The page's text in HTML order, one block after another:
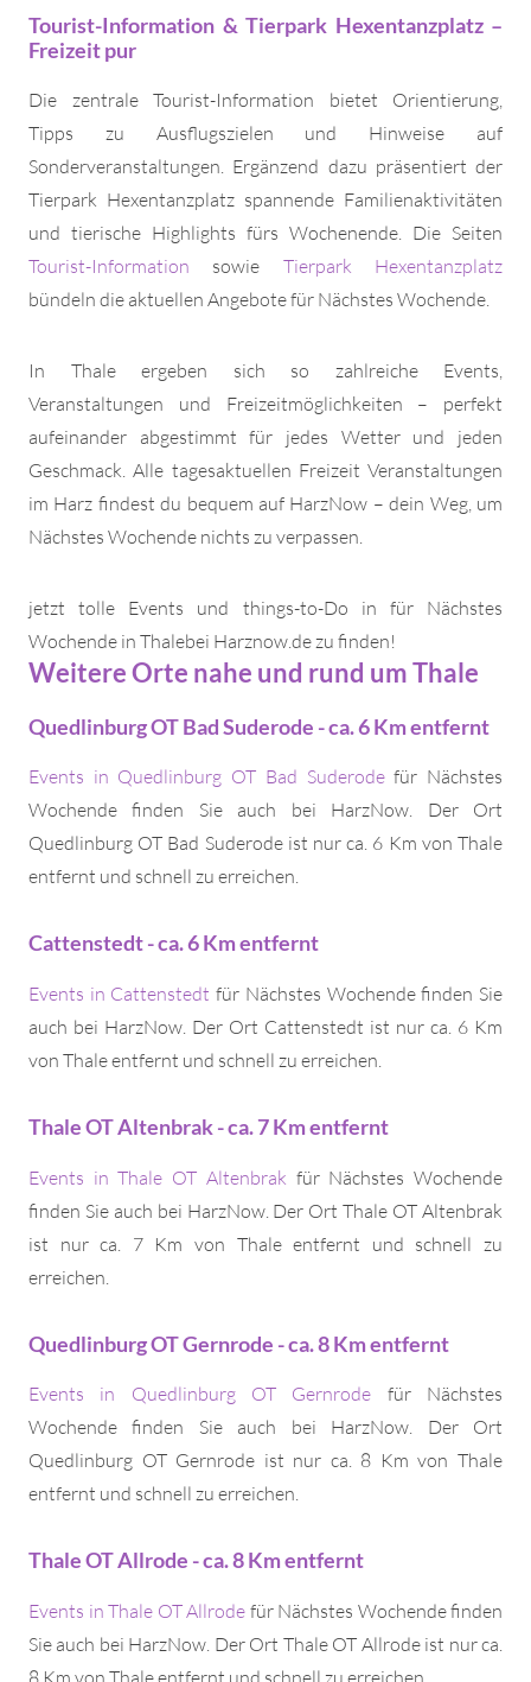
Tourist-Information & Tierpark Hexentanzplatz –
Freizeit pur
Die zentrale Tourist-Information bietet Orientierung,
Tipps zu Ausflugszielen und Hinweise auf
Sonderveranstaltungen. Ergänzend dazu präsentiert der
Tierpark Hexentanzplatz spannende Familienaktivitäten
und tierische Highlights fürs Wochenende. Die Seiten
Tourist-Information sowie Tierpark Hexentanzplatz
bündeln die aktuellen Angebote für Nächstes Wochende.
In Thale ergeben sich so zahlreiche Events,
Veranstaltungen und Freizeitmöglichkeiten – perfekt
aufeinander abgestimmt für jedes Wetter und jeden
Geschmack. Alle tagesaktuellen Freizeit Veranstaltungen
im Harz findest du bequem auf HarzNow – dein Weg, um
Nächstes Wochende nichts zu verpassen.
jetzt tolle Events und things-to-Do in für Nächstes
Wochende in Thalebei Harznow.de zu finden!
Weitere Orte nahe und rund um Thale
Quedlinburg OT Bad Suderode - ca. 6 Km entfernt
Events in Quedlinburg OT Bad Suderodefür Nächstes
Wochende finden Sie auch bei HarzNow. Der Ort
Quedlinburg OT Bad Suderode ist nur ca. 6 Km von Thale
entfernt und schnell zu erreichen.
Cattenstedt - ca. 6 Km entfernt
Events in Cattenstedt für Nächstes Wochende finden Sie
auch bei HarzNow. Der Ort Cattenstedt ist nur ca. 6 Km
von Thale entfernt und schnell zu erreichen.
Thale OT Altenbrak - ca. 7 Km entfernt
Events in Thale OT Altenbrak für Nächstes Wochende
finden Sie auch bei HarzNow. Der Ort Thale OT Altenbrak
ist nur ca. 7 Km von Thale entfernt und schnell zu
erreichen.
Quedlinburg OT Gernrode - ca. 8 Km entfernt
Events in Quedlinburg OT Gernrode für Nächstes
Wochende finden Sie auch bei HarzNow. Der Ort
Quedlinburg OT Gernrode ist nur ca. 8 Km von Thale
entfernt und schnell zu erreichen.
Thale OT Allrode - ca. 8 Km entfernt
Events in Thale OT Allrode für Nächstes Wochende finden
Sie auch bei HarzNow. Der Ort Thale OT Allrode ist nur ca.
8 Km von Thale entfernt und schnell zu erreichen.